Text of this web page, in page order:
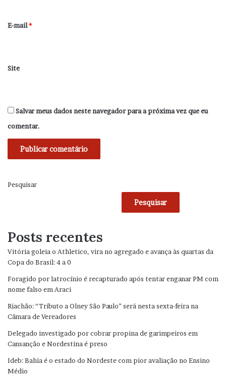
*
E-mail*
Site
Salvar meus dados neste navegador para a próxima vez que eu
comentar.
Pesquisar
Pesquisar
Posts recentes
Vitória goleia o Athletico, vira no agregado e avança às quartas da
Copa do Brasil: 4 a 0
Foragido por latrocínio é recapturado após tentar enganar PM com
nome falso em Araci
Riachão: “Tributo a Olney São Paulo” será nesta sexta-feira na
Câmara de Vereadores
Delegado investigado por cobrar propina de garimpeiros em
Cansanção e Nordestina é preso
Ideb: Bahia é o estado do Nordeste com pior avaliação no Ensino
Médio